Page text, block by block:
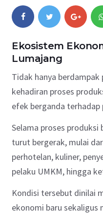
Ekosistem
Lumajang
Tidak hanya
kehadiran proses
efek berganda
Selama proses
turut bergerak, mulai
perhotelan, kuliner,
pelaku UMKM, hingga
Kondisi tersebut dinilai
ekonomi baru